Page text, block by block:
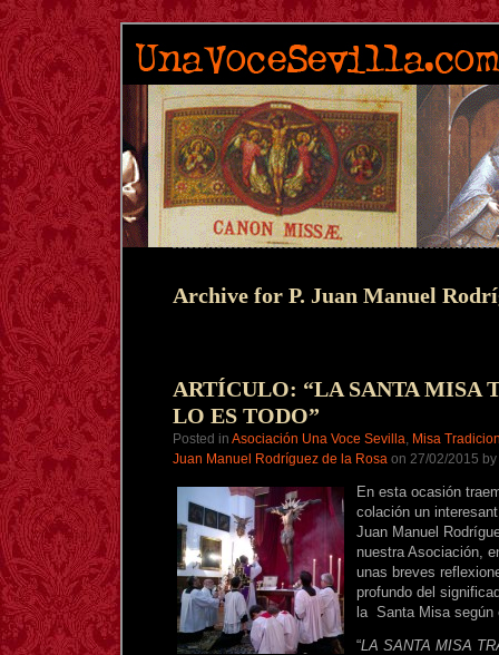
Archive for P. Juan Manuel
ARTÍCULO: “LA SANTA MISA
LO ES TODO”
Posted in Asociación Una Voce Sevilla, Misa
Juan Manuel Rodríguez de la Rosa on 27/02/2015
En esta ocasión
colación un
Juan Manuel
nuestra Asociación,
unas breves
profundo del
la Santa Misa según
“LA SANTA MISA